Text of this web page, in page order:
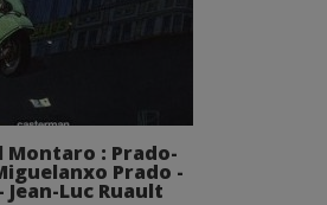
Montaro : Prado-
Prado -
Jean-Luc Ruault